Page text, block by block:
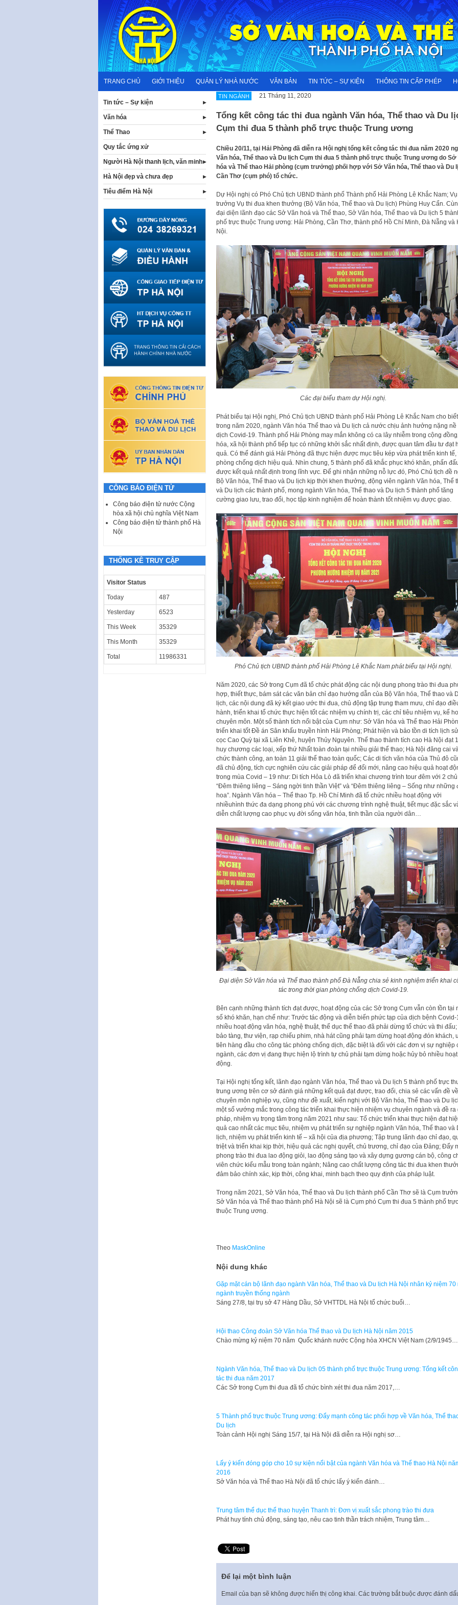
content
TRANG CHỦ GIỚI THIỆU QUẢN LÝ NHÀ NƯỚC VĂN BẢN TIN TỨC – SỰ KIỆN THÔNG TIN CẤP PHÉP
TIN NGÀNH 21 Tháng 11, 2020
Tổng kết công tác thi đua ngành Văn hóa, Thể thao và Du
Cụm thi đua 5 thành phố trực thuộc Trung ương
Chiều 20/11, tại Hải Phòng đã diễn ra Hội nghị tổng kết công tác thi đua năm 2020
Văn hóa, Thể thao và Du lịch Cụm thi đua 5 thành phố trực thuộc Trung ương do Sở
hóa và Thể thao Hải phòng (cụm trưởng) phối hợp với Sở Văn hóa, Thể thao và Du
Cần Thơ (cụm phó) tổ chức.
Dự Hội nghị có Phó Chủ tịch UBND thành phố Thành phố Hải Phòng Lê Khắc Nam; Vụ
trưởng Vụ thi đua khen thưởng (Bộ Văn hóa, Thể thao và Du lịch) Phùng Huy Cẩn.
đại diện lãnh đạo các Sở Văn hoá và Thể thao, Sở Văn hóa, Thể thao và Du lịch 5
phố trực thuộc Trung ương: Hải Phòng, Cần Thơ, thành phố Hồ Chí Minh, Đà Nẵng và
Nội.
Các đại biểu tham dự Hội nghị.
Phát biểu tại Hội nghị, Phó Chủ tịch UBND thành phố Hải Phòng Lê Khắc Nam cho
trong năm 2020, ngành Văn hóa Thể thao và Du lịch cả nước chịu ảnh hưởng nặng nề
dịch Covid-19. Thành phố Hải Phòng may mắn không có ca lây nhiễm trong cộng
hóa, xã hội thành phố tiếp tục có những khởi sắc nhất định, được quan tâm đầu tư đạt
quả. Có thể đánh giá Hải Phòng đã thực hiện được mục tiêu kép vừa phát triển kinh tế,
phòng chống dịch hiệu quả. Nhìn chung, 5 thành phố đã khắc phục khó khăn, phấn
được kết quả nhất định trong lĩnh vực. Để ghi nhận những nỗ lực đó, Phó Chủ tịch đề
Bộ Văn hóa, Thể thao và Du lịch kịp thời khen thưởng, động viên ngành Văn hóa, Thể
và Du lịch các thành phố, mong ngành Văn hóa, Thể thao và Du lịch 5 thành phố tăng
cường giao lưu, trao đổi, học tập kinh nghiệm để hoàn thành tốt nhiệm vụ được giao.
Phó Chủ tịch UBND thành phố Hải Phòng Lê Khắc Nam phát biểu tại Hội nghị.
Năm 2020, các Sở trong Cụm đã tổ chức phát động các nội dung phong trào thi đua
hợp, thiết thực, bám sát các văn bản chỉ đạo hướng dẫn của Bộ Văn hóa, Thể thao và
lịch, các nội dung đã ký kết giao ước thi đua, chủ động tập trung tham mưu, chỉ đạo
hành, triển khai tổ chức thực hiện tốt các nhiệm vụ chính trị, các chỉ tiêu nhiệm vụ, kế
chuyên môn. Một số thành tích nổi bật của Cụm như: Sở Văn hóa và Thể thao Hải
triển khai tốt Đề án Sân khấu truyền hình Hải Phòng; Phát hiện và bảo tồn di tích lịch
cọc Cao Quỳ tại xã Liên Khê, huyện Thủy Nguyên. Thể thao thành tích cao Hà Nội đạt
huy chương các loại, xếp thứ Nhất toàn đoàn tại nhiều giải thể thao; Hà Nội đăng cai
chức thành công, an toàn 11 giải thể thao toàn quốc; Các di tích văn hóa của Thủ đô
đã chủ động, tích cực nghiên cứu các giải pháp để đổi mới, nâng cao hiệu quả hoạt
trong mùa Covid – 19 như: Di tích Hỏa Lò đã triển khai chương trình tour đêm với 2
“Đêm thiêng liêng – Sáng ngời tinh thần Việt” và “Đêm thiêng liêng – Sống như những
hoa”. Ngành Văn hóa – Thể thao Tp. Hồ Chí Minh đã tổ chức nhiều hoạt động với
nhiềuhình thức đa dạng phong phú với các chương trình nghệ thuật, tiết mục đặc sắc
diễn chất lượng cao phục vụ đời sống văn hóa, tinh thần của người dân…
Đại diện Sở Văn hóa và Thể thao thành phố Đà Nẵng chia sẻ kinh nghiệm triển khai
tác trong thời gian phòng chống dịch Covid-19.
Bên cạnh những thành tích đạt được, hoạt động của các Sở trong Cụm vẫn còn tồn tại
số khó khăn, hạn chế như: Trước tác động và diễn biến phức tạp của dịch bệnh Covid-
nhiều hoạt động văn hóa, nghệ thuật, thể dục thể thao đã phải dừng tổ chức và thi đấu;
bảo tàng, thư viện, rạp chiếu phim, nhà hát cũng phải tạm dừng hoạt động đón khách,
tiên hàng đầu cho công tác phòng chống dịch, đặc biệt là đối với các đơn vị sự nghiệp
ngành, các đơn vị đang thực hiện lộ trình tự chủ phải tạm dừng hoặc hủy bỏ nhiều hoạt
động.
Tại Hội nghị tổng kết, lãnh đạo ngành Văn hóa, Thể thao và Du lịch 5 thành phố trực
trung ương trên cơ sở đánh giá những kết quả đạt được, trao đổi, chia sẻ các vấn đề về
chuyên môn nghiệp vụ, cũng như đề xuất, kiến nghị với Bộ Văn hóa, Thể thao và Du
một số vướng mắc trong công tác triển khai thực hiện nhiệm vụ chuyên ngành và đề ra
pháp, nhiệm vụ trọng tâm trong năm 2021 như sau: Tổ chức triển khai thực hiện đạt
quả cao nhất các mục tiêu, nhiệm vụ phát triển sự nghiệp ngành Văn hóa, Thể thao và
lịch, nhiệm vụ phát triển kinh tế – xã hội của địa phương; Tập trung lãnh đạo chỉ đạo,
triệt và triển khai kịp thời, hiệu quả các nghị quyết, chủ trương, chỉ đạo của Đảng; Đẩy
phong trào thi đua lao động giỏi, lao động sáng tạo và xây dựng gương cán bộ, công
viên chức kiểu mẫu trong toàn ngành; Nâng cao chất lượng công tác thi đua khen
đảm bảo chính xác, kịp thời, công khai, minh bạch theo quy định của pháp luật.
Trong năm 2021, Sở Văn hóa, Thể thao và Du lịch thành phố Cần Thơ sẽ là Cụm
Sở Văn hóa và Thể thao thành phố Hà Nội sẽ là Cụm phó Cụm thi đua 5 thành phố trực
thuộc Trung ương.
Theo MaskOnline
Nội dung khác
Gặp mặt cán bộ lãnh đạo ngành Văn hóa, Thể thao và Du lịch Hà Nội nhân kỷ niệm 70
ngành truyền thống ngành
Sáng 27/8, tại trụ sở 47 Hàng Dầu, Sở VHTTDL Hà Nội tổ chức buổi…
Hội thao Công đoàn Sở Văn hóa Thể thao và Du lịch Hà Nội năm 2015
​Chào mừng kỷ niệm 70 năm Quốc khánh nước Cộng hòa XHCN Việt Nam (2/9/1945…
Ngành Văn hóa, Thể thao và Du lịch 05 thành phố trực thuộc Trung ương: Tổng kết
tác thi đua năm 2017
Các Sở trong Cụm thi đua đã tổ chức bình xét thi đua năm 2017,…
5 Thành phố trực thuộc Trung ương: Đẩy mạnh công tác phối hợp về Văn hóa, Thể
Du lịch
Toàn cảnh Hội nghị Sáng 15/7, tại Hà Nội đã diễn ra Hội nghị sơ…
Lấy ý kiến đóng góp cho 10 sự kiện nổi bật của ngành Văn hóa và Thể thao Hà Nội
2016
Sở Văn hóa và Thể thao Hà Nội đã tổ chức lấy ý kiến đánh…
Trung tâm thể dục thể thao huyện Thanh trì: Đơn vị xuất sắc phong trào thi đưa
Phát huy tính chủ động, sáng tạo, nêu cao tinh thần trách nhiệm, Trung tâm…
Để lại một bình luận
Email của bạn sẽ không được hiển thị công khai. Các trường bắt buộc được đánh
Tin tức – Sự kiện
Văn hóa
Thể Thao
Quy tắc ứng xử
Người Hà Nội thanh lịch, văn minh
Hà Nội đẹp và chưa đẹp
Tiêu điểm Hà Nội
CÔNG BÁO ĐIỆN TỬ
Công báo điện tử nước Cộng
hòa xã hội chủ nghĩa Việt Nam
Công báo điện tử thành phố Hà
Nội
THỐNG KÊ TRUY CẬP
Visitor Status
Today 487
Yesterday 6523
This Week 35329
This Month 35329
Total 11986331